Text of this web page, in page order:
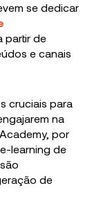
se dedicar
partir de
e canais
cruciais para
na
por
learning de
de